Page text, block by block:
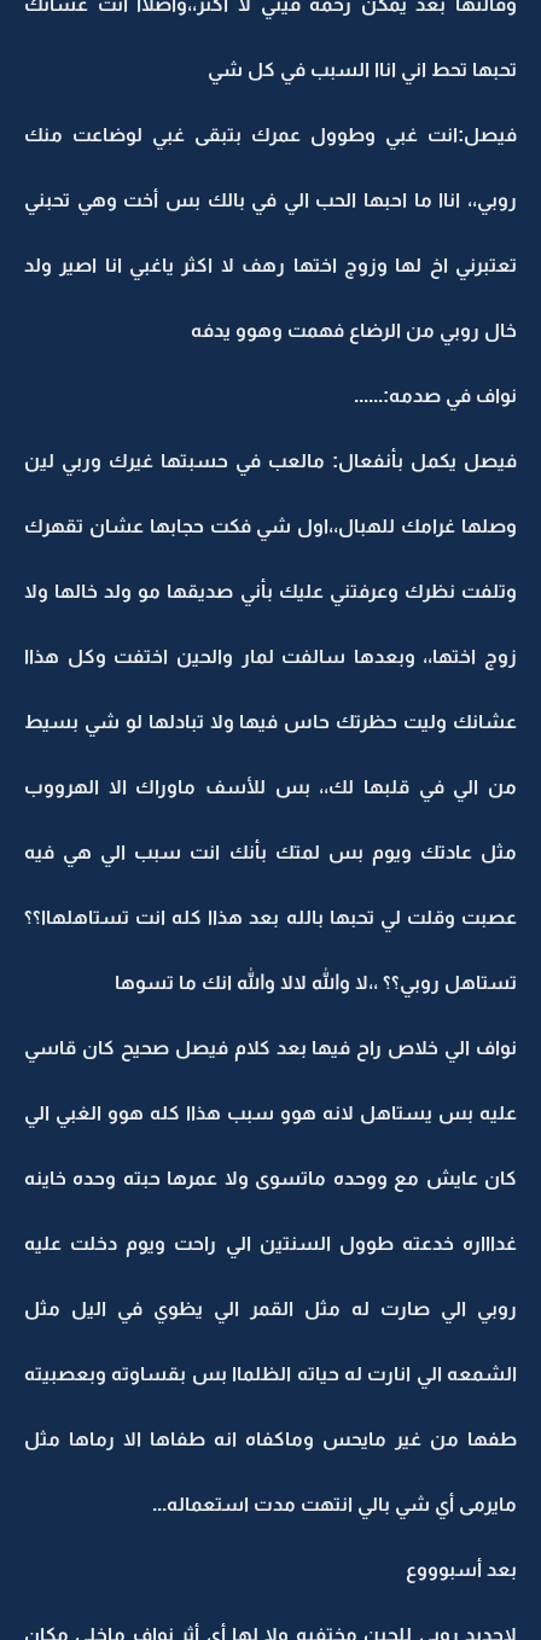
وقالتها بعد يمكن رحمه فيني لا اكثر،،واصلاا انت عشانك
تحبها تحط اني اناا السبب في كل شي
فيصل:انت غبي وطوول عمرك بتبقى غبي لوضاعت منك
روبي،، اناا ما احبها الحب الي في بالك بس أخت وهي تحبني
تعتبرني اخ لها وزوج اختها رهف لا اكثر ياغبي انا اصير ولد
خال روبي من الرضاع فهمت وهوو يدفه
نواف في صدمه:......
فيصل يكمل بأنفعال: مالعب في حسبتها غيرك وربي لين
وصلها غرامك للهبال،،اول شي فكت حجابها عشان تقهرك
وتلفت نظرك وعرفتني عليك بأني صديقها مو ولد خالها ولا
زوج اختها،، وبعدها سالفت لمار والحين اختفت وكل هذاا
عشانك وليت حظرتك حاس فيها ولا تبادلها لو شي بسيط
من الي في قلبها لك،، بس للأسف ماوراك الا الهرووب
مثل عادتك ويوم بس لمتك بأنك انت سبب الي هي فيه
عصبت وقلت لي تحبها بالله بعد هذاا كله انت تستاهلهاا؟؟
تستاهل روبي؟؟ ،،لا والله لالا والله انك ما تسوها
نواف الي خلاص راح فيها بعد كلام فيصل صحيح كان قاسي
عليه بس يستاهل لانه هوو سبب هذاا كله هوو الغبي الي
كان عايش مع ووحده ماتسوى ولا عمرها حبته وحده خاينه
غداااره خدعته طوول السنتين الي راحت ويوم دخلت عليه
روبي الي صارت له مثل القمر الي يظوي في اليل مثل
الشمعه الي انارت له حياته الظلماا بس بقساوته وبعصبيته
طفها من غير مايحس وماكفاه انه طفاها الا رماها مثل
مايرمى أي شي بالي انتهت مدت استعماله...
بعد أسبوووع
لاجديد روبي للحين مختفيه ولا لها أي أثر نواف ماخلى مكان